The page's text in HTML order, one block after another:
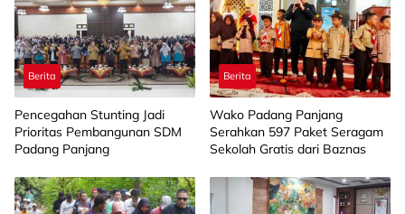
Berita
Pencegahan Stunting Jadi
Prioritas Pembangunan SDM
Padang Panjang
Berita
Wako Padang Panjang
Serahkan 597 Paket Seragam
Sekolah Gratis dari Baznas